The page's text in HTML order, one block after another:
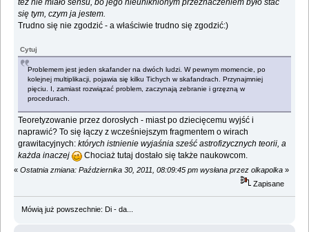
też nie miało sensu, bo jego nieuniknionym przeznaczeniem było stać
się tym, czym ja jestem.
Trudno się nie zgodzić - a właściwie trudno się zgodzić:)
Cytuj
Problemem jest jeden skafander na dwóch ludzi. W pewnym momencie, po
kolejnej multiplikacji, pojawia się kilku Tichych w skafandrach. Przynajmniej
pięciu. I, zamiast rozwiązać problem, zaczynają zebranie i grzęzną w
procedurach.
Teoretyzowanie przez dorosłych - miast po dziecięcemu wyjść i
naprawić? To się łączy z wcześniejszym fragmentem o wirach
grawitacyjnych:których istnienie wyjaśnia sześć astrofizycznych teorii, a
każda inaczej
Chociaż tutaj dostało się także naukowcom.
« Ostatnia zmiana: Października 30, 2011, 08:09:45 pm wysłana przez olkapolka »
Zapisane
Mówią już powszechnie: Di - da...